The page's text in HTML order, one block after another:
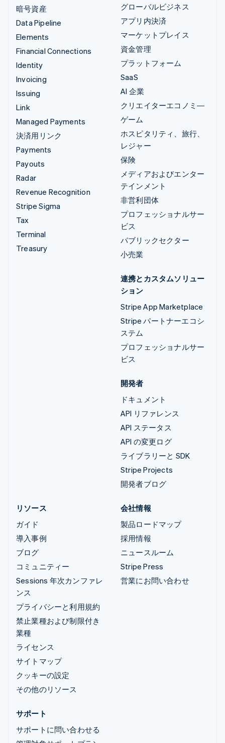
暗号資産
Data Pipeline
Elements
Financial Connections
Identity
Invoicing
Issuing
Link
Managed Payments
決済用リンク
Payments
Payouts
Radar
Revenue Recognition
Stripe Sigma
Tax
Terminal
Treasury
グローバルビジネス
アプリ内決済
マーケットプレイス
資金管理
プラットフォーム
SaaS
AI 企業
クリエイターエコノミ―
ゲーム
ホスピタリティ、旅行、
レジャー
保険
メディアおよびエンター
テインメント
非営利団体
プロフェッショナルサー
ビス
パブリックセクター
小売業
連携とカスタムソリュー
ション
Stripe App Marketplace
Stripe パートナーエコシ
ステム
プロフェッショナルサー
ビス
開発者
ドキュメント
API リファレンス
API ステータス
API の変更ログ
ライブラリーと SDK
Stripe Projects
開発者ブログ
リソース
ガイド
導入事例
ブログ
コミュニティー
Sessions 年次カンファレ
ンス
プライバシーと利用規約
禁止業種および制限付き
業種
ライセンス
サイトマップ
クッキーの設定
その他のリソース
会社情報
製品ロードマップ
採用情報
ニュースルーム
Stripe Press
営業にお問い合わせ
サポート
サポートに問い合わせる